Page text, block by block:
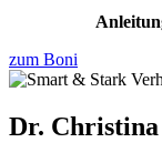
zum Boni
Dr.